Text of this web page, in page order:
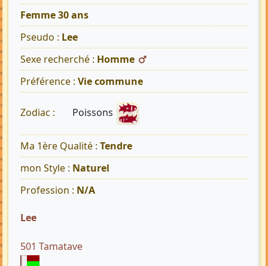
Femme 30 ans
Pseudo : Lee
Sexe recherché : Homme
Préférence : Vie commune
Zodiac : Poissons
Ma 1ère Qualité : Tendre
mon Style : Naturel
Profession : N/A
Lee
501 Tamatave